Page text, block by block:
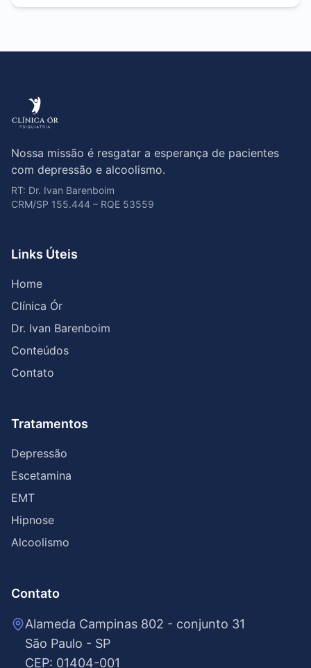
Nossa missão é resgatar a esperança de pacientes
com depressão e alcoolismo.
RT: Dr. Ivan Barenboim
CRM/SP 155.444 – RQE 53559
Links Úteis
Home
Clínica Ór
Dr. Ivan Barenboim
Conteúdos
Contato
Tratamentos
Depressão
Escetamina
EMT
Hipnose
Alcoolismo
Contato
Alameda Campinas 802 - conjunto 31
São Paulo - SP
CEP: 01404-001